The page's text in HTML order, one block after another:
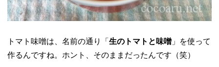
トマト味噌は、名前の通り「 生のトマトと味噌 」を使って
作るんですね。ホント、そのままだったんです（笑）